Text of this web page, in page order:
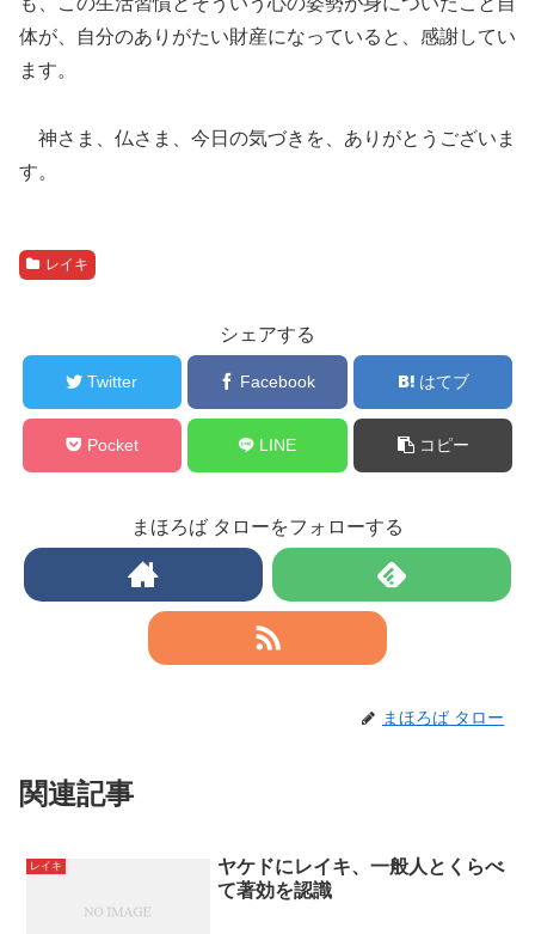
体が、自分のありがたい財産になっていると、感謝してい
ます。
神さま、仏さま、今日の気づきを、ありがとうございま
す。
レイキ
シェアする
Twitter Facebook はてブ
Pocket LINE コピー
まほろば タローをフォローする
まほろば タロー
関連記事
レイキ
ヤケドにレイキ、一般人とくらべ
て著効を認識